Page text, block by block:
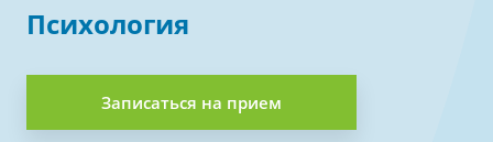
Психология
Записаться на прием